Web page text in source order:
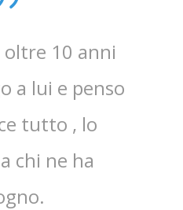
10 anni
a lui e penso
tutto , lo
chi ne ha